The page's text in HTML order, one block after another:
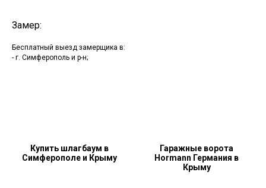
Замер:
Бесплатный выезд замерщика в:
- г. Симферополь и р-н;
Купить шлагбаум в
Симферополе и Крыму
Гаражные ворота
Hormann Германия в
Крыму